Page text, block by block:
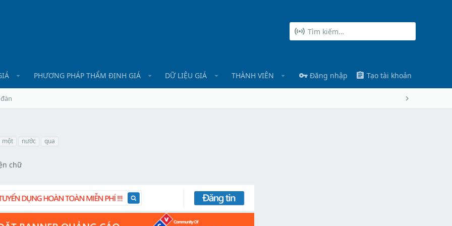
PHƯƠNG PHÁP THẨM ĐỊNH GIÁ DỮ LIỆU GIÁ THÀNH VIÊN Đăng nhập Tạo tài khoản
một nước qua
chữ